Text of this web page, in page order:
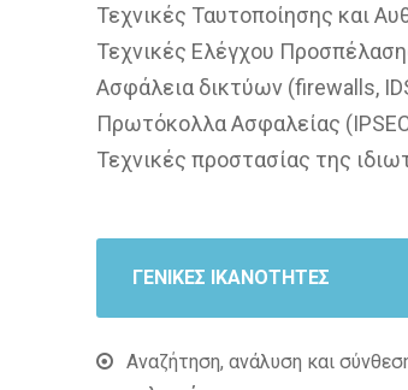
Τεχνικές Ταυτοποίησης και
Τεχνικές Ελέγχου
Ασφάλεια δικτύων (firewalls,
Πρωτόκολλα Ασφαλείας
Τεχνικές προστασίας της
ΓΕΝΙΚΕΣ ΙΚΑΝΟΤΗΤΕΣ
Αναζήτηση, ανάλυση και